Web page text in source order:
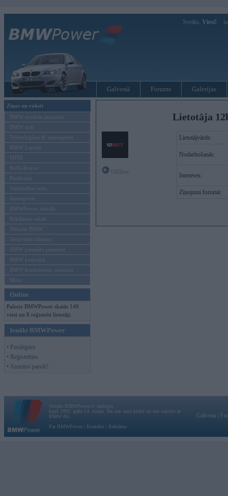
Sveiks, Viesi!
Galvenā Forums Galerijas
Ziņas un raksti
BMW modeļu jaunumi
BMW testi
Tehnoloģijas & sasniegumi
BMW Latvijā
MINI
Rolls-Royce
Pasākumi
Vadāmības tests
Autosports
BMWPower aktuāli
Reklāmas raksti
Mēneša BMW
Sērijveida tūnings
BMW pasaules jaunumi
BMW koncepti
BMW konkurentu jaunumi
Moto
Online
Pašreiz BMWPower skatās 149
viesi un 8 reģistrēti lietotāji.
Ienākt BMWPower
• Pieslēgties
• Reģistrēties
• Aizmirsi paroli?
Lietotāja
Lietotājvārds:
Nodarbošanās:
Intereses:
Ziņojumi forumā:
Vortāls BMWPower.lv darbojas
kopš 2002. gada 14. maija. Tas nav auto klubs un nav saistīts ar
BMW AG.
Par BMWPower
Kontakti Reklāma
Galvena